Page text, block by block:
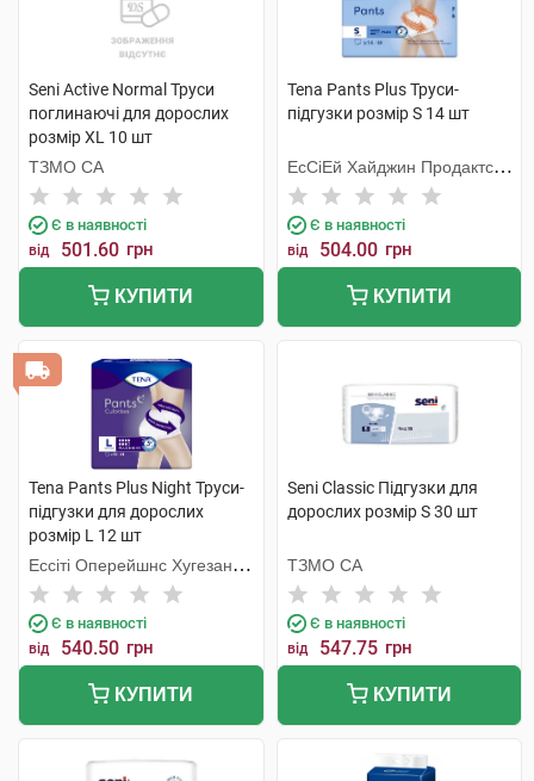
Seni Active Normal Труси
поглинаючі для дорослих
розмір XL 10 шт
ТЗМО СА
Є в наявності
від 501.60 грн
КУПИТИ
Tena Pants Plus Труси-
підгузки розмір S 14 шт
ЕсСіЕй Хайджин Продактс
Хугезанд
Є в наявності
від 504.00 грн
КУПИТИ
Tena Pants Plus Night Труси-
підгузки для дорослих
розмір L 12 шт
Ессіті Оперейшнс Хугезанд
Б.В.
Є в наявності
від 540.50 грн
КУПИТИ
Seni Classic Підгузки для
дорослих розмір S 30 шт
ТЗМО СА
Є в наявності
від 547.75 грн
КУПИТИ